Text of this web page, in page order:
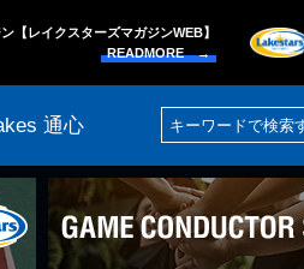
【レイクスターズマガジンWEB】
READMORE →
通心